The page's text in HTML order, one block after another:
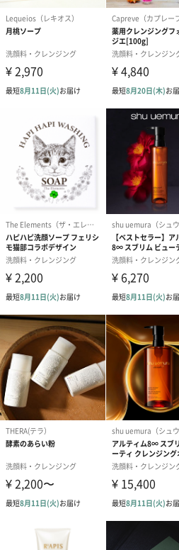
グリーンティーラインの核を成す美
ターの抽出は、美容茶葉の恵みを余
クイーズ製法を採用しています。フ
のまま搾り取ることで、アミノ酸を
成功、肌に潤いを与えてくれます。
「innisfree（イニスフリー）」
「イニスフリー」は、ユネスコ世界
る、手つかずの自然があふれる清ら
使用した化粧品ブランドとして2000
すこやかな美しさを追求し、手軽で
ミレニアル世代を中心に支持を集め
ご自身のケアや大切な方への贈
キメ細かいもっちり泡ですっきり洗
フォーム。
毎日を頑張るご自分へのご褒美に、
かがでしょうか？
商品詳細情報
商品本体サイ
幅78mm×奥行
商品本体重量
／内容量